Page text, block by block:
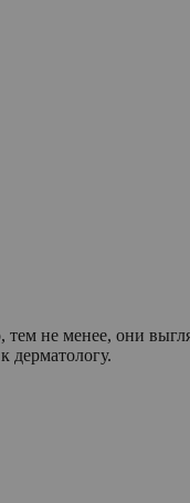
не менее, они
дерматологу.